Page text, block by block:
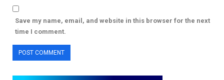
Save my name, email, and website in this browser for the next
time I comment.